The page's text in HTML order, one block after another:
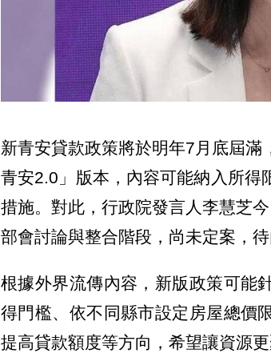
新青安貸款政策將於明年7月底屆
青安2.0」版本，內容可能納入所得
措施。對此，行政院發言人李慧芝
部會討論與整合階段，尚未定案，
根據外界流傳內容，新版政策可能
得門檻、依不同縣市設定房屋總價
提高貸款額度等方向，希望讓資源